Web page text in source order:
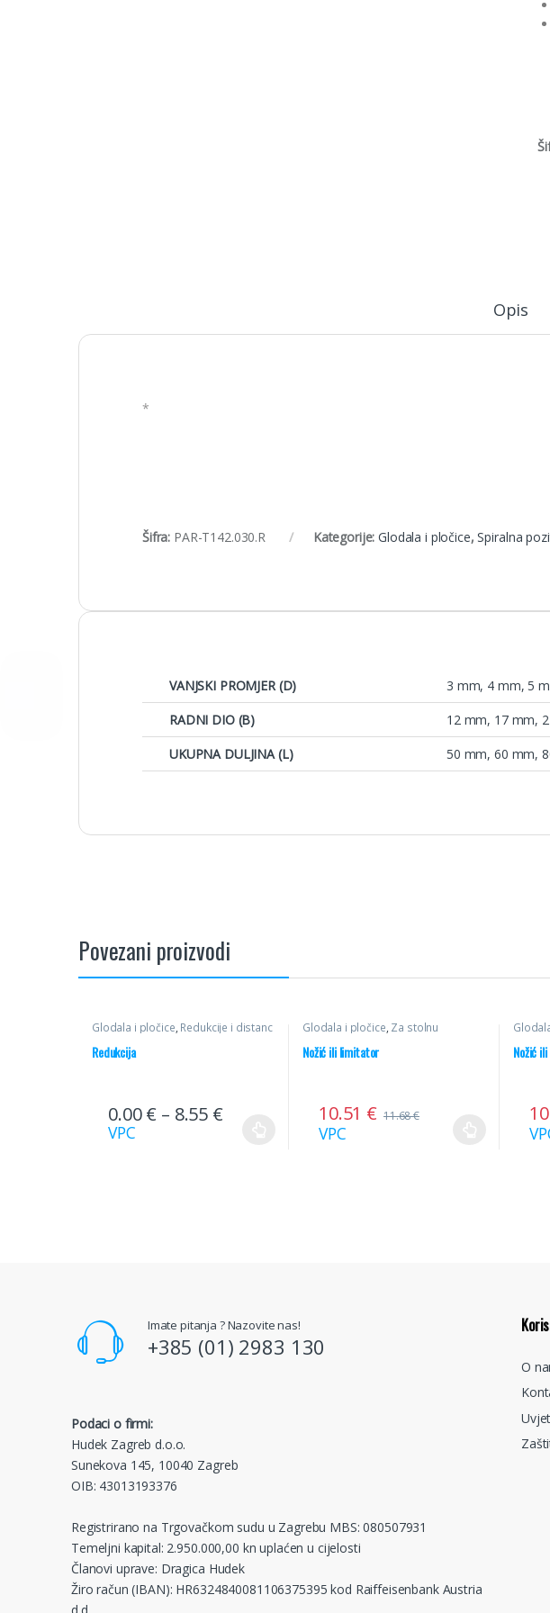
Opis
*
Šifra: PAR-T142.030.R Kategorije:Glodala i pločice,Spiralna
VANJSKI PROMJER (D) 3 mm, 4 mm,5
RADNI DIO (B)
12 mm, 17 mm,
UKUPNA DULJINA (L)
50 mm,60 mm,
Povezani proizvodi
Glodala i pločice, Redukcije i distanc
Redukcija
0.00€ – 8.55 €
VPC
Glodala i pločice, Za stolnu
, Profilni noževi
Nožić ili limitator
10.51 € 11.68€
VPC
Nožić
Imate pitanja ? Nazovite nas!
+385 (01) 2983 130
Podaci o firmi:
Hudek Zagreb d.o.o.
Sunekova 145, 10040 Zagreb
OIB: 43013193376
Registrirano na Trgovačkom sudu u Zagrebu MBS: 080507931
Temeljni kapital: 2.950.000,00 kn uplaćen u cijelosti
Članovi uprave: Dragica Hudek
Žiro račun (IBAN): HR6324840081106375395 kod Raiffeisenbank Austria
O